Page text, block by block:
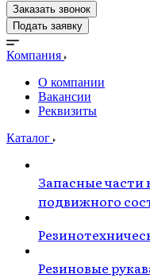
Заказать звонок
Подать заявку
Компания
О компании
Вакансии
Реквизиты
Каталог
Запасные
подвижного
Резиновые